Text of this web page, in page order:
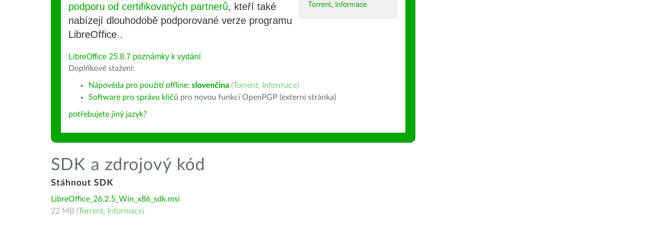
Torrent, Informace
podporu od certifikovaných partnerů, kteří také
nabízejí dlouhodobě podporované verze programu
LibreOffice .
LibreOffice 25.8.7 poznámky k vydání
Doplňkové stažení:
Nápověda pro použití offline: slovenčina (Torrent, Informace)
Software pro správu klíčů pro novou funkci OpenPGP (externí stránka)
potřebujete jiný jazyk?
SDK a zdrojový kód
Stáhnout SDK
LibreOffice_26.2.5_Win_x86_sdk.msi
22 MB (Torrent, Informace)